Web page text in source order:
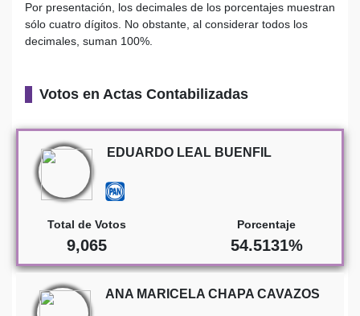
Por presentación, los decimales de los porcentajes muestran
sólo cuatro dígitos. No obstante, al considerar todos los
decimales, suman 100%.
Votos en Actas Contabilizadas
EDUARDO LEAL BUENFIL
Total de Votos
9,065
Porcentaje
54.5131%
ANA MARICELA CHAPA CAVAZOS